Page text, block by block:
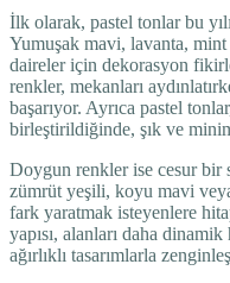
İlk olarak, pastel tonlar bu
Yumuşak mavi, lavanta,
daireler için dekorasyon
renkler, mekanları
başarıyor. Ayrıca pastel
birleştirildiğinde, şık ve
Doygun renkler ise cesur bir
zümrüt yeşili, koyu mavi
fark yaratmak isteyenlere
yapısı, alanları daha
ağırlıklı tasarımlarla